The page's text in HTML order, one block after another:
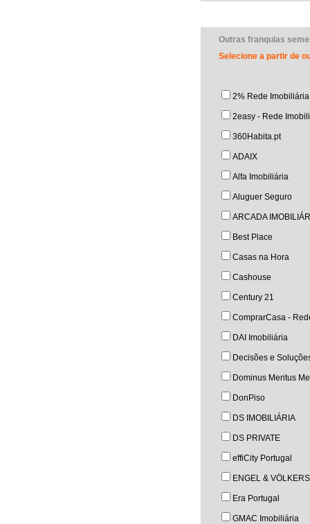
Outras franquias
Selecione a partir de
2% Rede Imobiliária
2easy - Rede
360Habita.pt
ADAIX
Alfa Imobiliária
Aluguer Seguro
ARCADA
Best Place
Casas na Hora
Cashouse
Century 21
ComprarCasa -
DAI Imobiliária
Decisões e
Dominus Meritus
DonPiso
DS IMOBILIÁRIA
DS PRIVATE
effiCity Portugal
ENGEL & VÖLKERS
Era Portugal
GMAC Imobiliária